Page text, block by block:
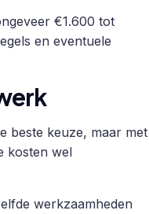
€1.600 tot
en eventuele
beste keuze, maar met
kosten wel
werkzaamheden